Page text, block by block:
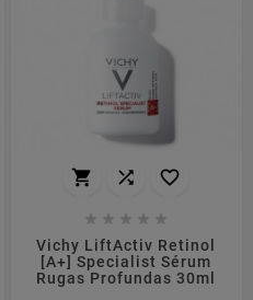
  
    
Vichy LiftActiv Retinol
[A+] Specialist Sérum
Rugas Profundas 30ml